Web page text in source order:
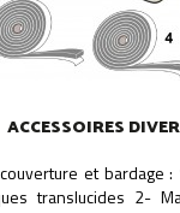
ACCESSOIRES
et bardage
translucides 2-